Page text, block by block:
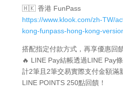
🇭🇰 香港 FunPass
https://www.klook.com/zh-TW/
kong-funpass-hong-kong-
搭配指定付款方式，再享優惠回
🔥 LINE Pay結帳透過LINE Pay
計2筆且2筆交易實際支付金額滿
LINE POINTS 250點回饋！